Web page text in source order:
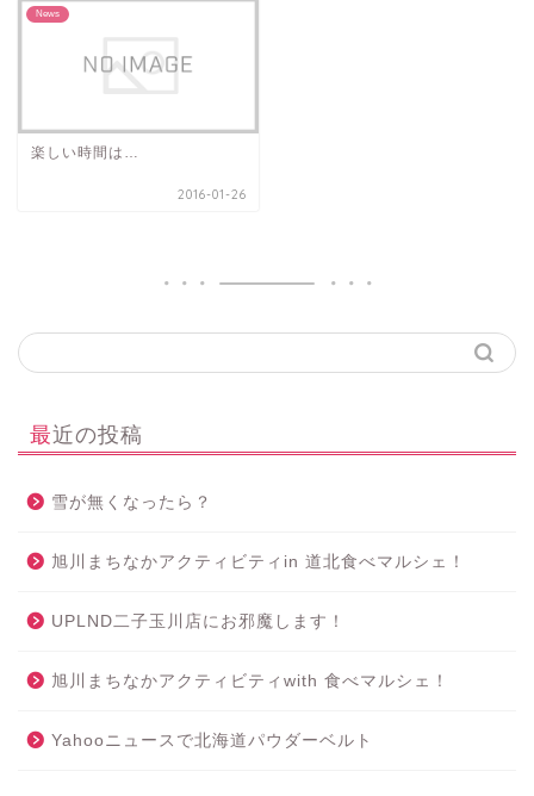
News
楽しい時間は…
2016-01-26
最近の投稿
雪が無くなったら？
旭川まちなかアクティビティin 道北食べマルシェ！
UPLND二子玉川店にお邪魔します！
旭川まちなかアクティビティwith 食べマルシェ！
Yahooニュースで北海道パウダーベルト